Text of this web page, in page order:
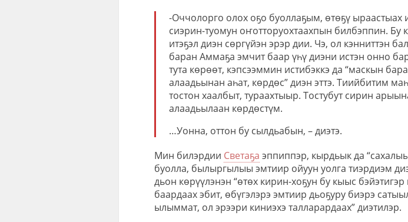
-Оччолорго олох оҕо буоллаҕым, өтөҕү ыраастыах
сиэрин-туомун оҥотторуохтаахпын билбэппин. Бу
итэҕэл диэн сөргүйэн эрэр дии. Чэ, ол кэнниттэн
баран Аммаҕа эмчит баар үһү диэни истэн онно
тута көрөөт, кэпсээммин истибэккэ да “маскын
алаадьынан аһат, көрдөс” диэн эттэ. Тиийбитим
тостон хаалбыт, тураахтыыр. Тостубут сирин
алаадьылаан көрдөстүм.
…Уонна, оттон бу сылдьабын, – диэтэ.
Мин билэрдии Светаҕа эппиппэр, кырдьык да
буолла, былыргылыы эмтиир ойуун уолга тиэрдиэм
дьон көрүүлэнэн “өтөх кирин-хоҕун бу кыыс
баардаах эбит, өбүгэлэрэ эмтиир дьоҕуру биэрэ
ылыммат, ол эрээри киниэхэ талларардаах” диэтилэр.